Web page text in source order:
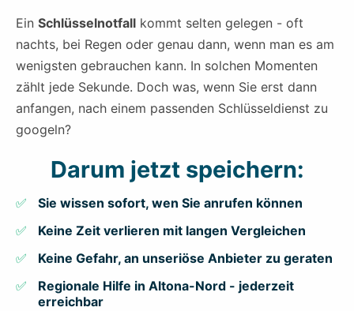
Ein Schlüsselnotfall kommt selten gelegen - oft
nachts, bei Regen oder genau dann, wenn man es am
wenigsten gebrauchen kann. In solchen Momenten
zählt jede Sekunde. Doch was, wenn Sie erst dann
anfangen, nach einem passenden Schlüsseldienst zu
googeln?
Darum jetzt speichern:
Sie wissen sofort, wen Sie anrufen können
Keine Zeit verlieren mit langen Vergleichen
Keine Gefahr, an unseriöse Anbieter zu geraten
Regionale Hilfe in Altona-Nord - jederzeit
erreichbar